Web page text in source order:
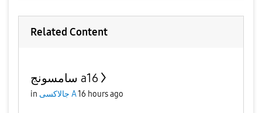
Related Content
سامسونج a16
in جالاكسى A16 hours ago